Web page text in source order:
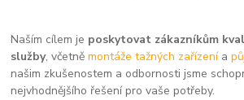
Naším cílem je poskytovat zákazníkům
služby, včetněmontáže tažných zařízení a
našim zkušenostem a odbornosti jsme
nejvhodnějšího řešení pro vaše potřeby.